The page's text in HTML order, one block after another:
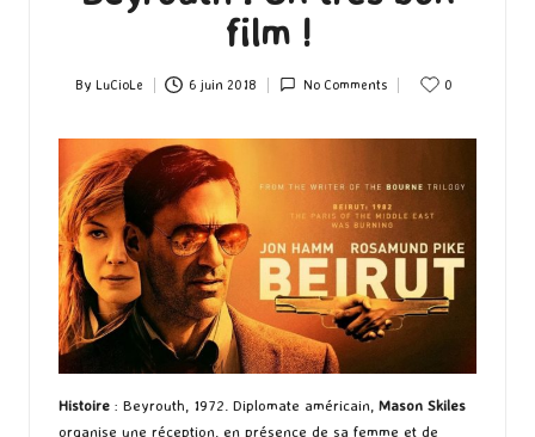
film !
Posted
By LuCioLe 6 juin 2018 No Comments 0
Histoire : Beyrouth, 1972. Diplomate américain, Mason Skiles
organise une réception, en présence de sa femme et de